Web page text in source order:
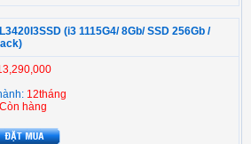
(i3 1115G4/ 8Gb/ SSD 256Gb /
12tháng
Còn hàng